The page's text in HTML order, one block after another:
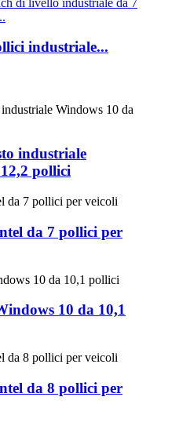
industriale...
industriale
pollici
da 7 pollici per
10 da 10,1
da 8 pollici per